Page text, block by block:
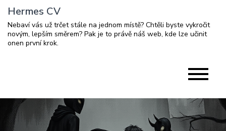
Skip
content
Hermes CV
Nebaví vás už trčet stále na jednom místě? Chtěli byste vykročit
novým, lepším směrem? Pak je to právě náš web, kde lze učinit
onen první krok.